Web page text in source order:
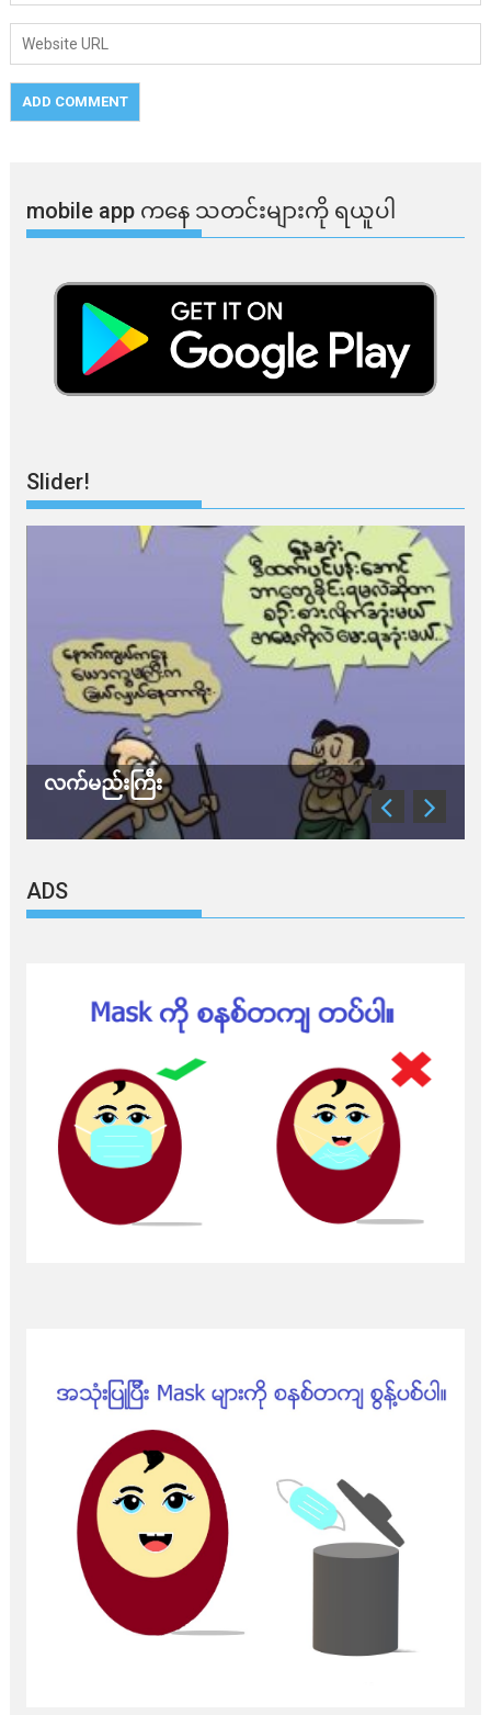
mobile app ​​ကနေ ​​သတင်းများကို ရယူပါ
Slider!
လက်မည်းကြီး
ADS